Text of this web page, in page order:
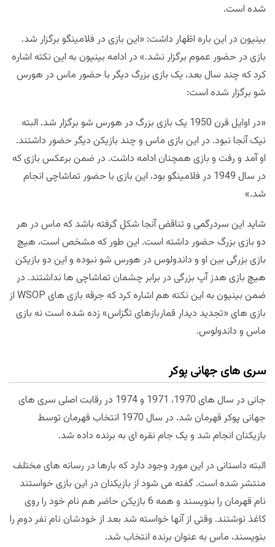
شده است.
بینیون در این باره اظهار داشت: «این بازی در فلامینگو برگزار شد.
بازی در حضور عموم برگزار نشد.» در ادامه بینیون به این نکته اشاره
کرد که چند سال بعد، یک بازی بزرگ دیگر با حضور ماس در هورس
شو برگزار شده است:
«در اوایل قرن 1950 یک بازی بزرگ در هورس شو برگزار شد. البته
نیک آنجا نبود. در این بازی ماس و چند بازیکن دیگر حضور داشتند.
او آمد و رفت و بازی همچنان ادامه داشت. در ضمن برعکس بازی که
در سال 1949 در فلامینگو بود، این بازی با حضور تماشاچی انجام
شد.»
شاید این سردرگمی و تناقض آنجا شکل گرفته باشد که ماس در هر
دو بازی بزرگ حضور داشته است. این طور که مشخص است، هیچ
بازی بزرگی بین او و داندولوس در هورس شو نبوده و این دو بازیکن
هیچ بازی هدز آپ بزرگی در برابر چشمان تماشاچی ها نداشتند. در
ضمن بینیون به این نکته هم اشاره کرد که جرقه بازی های WSOP از
بازی های «تجدید دیدار قماربازهای تگزاس» زده شده است نه بازی
ماس و داندولوس.
سری های جهانی پوکر
جانی در سال های 1970، 1971 و 1974 در رقابت اصلی سری های
جهانی پوکر قهرمان شد. در سال 1970 انتخاب قهرمان توسط
بازیکنان انجام شد و یک جام نقره ای به برنده داده شد.
البته داستانی در این مورد وجود دارد که بارها در رسانه های مختلف
منتشر شده است. گفته می شود از بازیکنان در این بازی خواستند
نام قهرمان را بنویسند و همه 6 بازیکن حاضر هم نام خود را روی
کاغذ نوشتند. وقتی از آنها خواسته شد بعد از خودشان نام نفر دوم را
بنویسند، ماس به عنوان برنده انتخاب شد.